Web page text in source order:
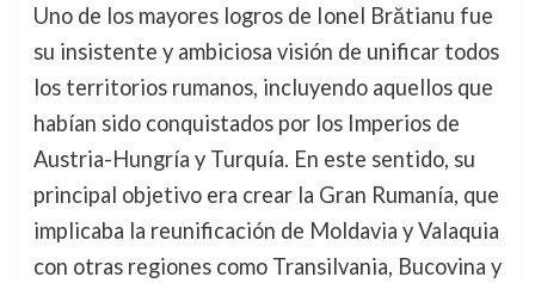
Uno de los mayores logros de Ionel Brătianu fue
su insistente y ambiciosa visión de unificar todos
los territorios rumanos, incluyendo aquellos que
habían sido conquistados por los Imperios de
Austria-Hungría y Turquía. En este sentido, su
principal objetivo era crear la Gran Rumanía, que
implicaba la reunificación de Moldavia y Valaquia
con otras regiones como Transilvania, Bucovina y